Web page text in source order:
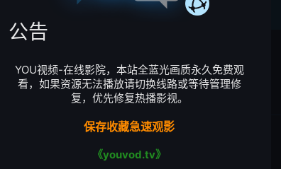
公告
YOU视频-在线影院，本站全蓝光画质永久免费观
看，如果资源无法播放请切换线路或等待管理修
复，优先修复热播影视。
保存收藏急速观影
《youvod.tv》